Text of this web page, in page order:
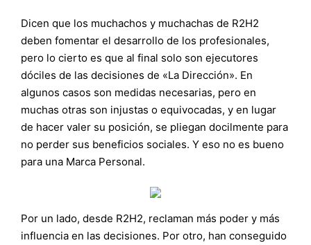
Dicen que los muchachos y muchachas de R2H2
deben fomentar el desarrollo de los profesionales,
pero lo cierto es que al final solo son ejecutores
dóciles de las decisiones de «La Dirección». En
algunos casos son medidas necesarias, pero en
muchas otras son injustas o equivocadas, y en lugar
de hacer valer su posición, se pliegan docilmente para
no perder sus beneficios sociales. Y eso no es bueno
para una Marca Personal.
Por un lado, desde R2H2, reclaman más poder y más
influencia en las decisiones. Por otro, han conseguido